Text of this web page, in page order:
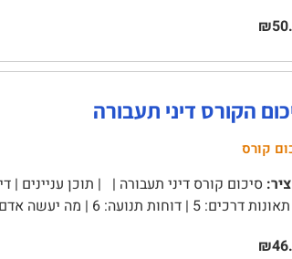
הקורס דיני תעבורה
קורס